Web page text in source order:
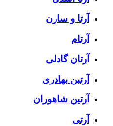
آرتا و سارن
آرتام
آرتان گادلی
آرتبن بهادری
آرتين شاهوران
آرتی